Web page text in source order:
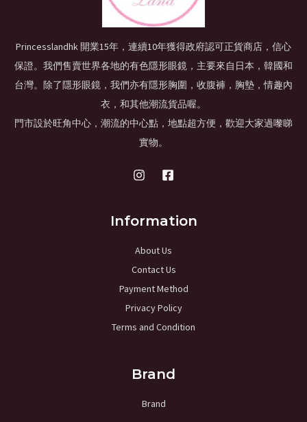
Princesslandhk 開業15年，連續10年獲得政府認可正貨商店，信心
保證。我們售賣世界各地的有色隱形眼鏡，主要來自日本，韓國和
台灣。除了隱形眼鏡，我們亦有隱形胸圍，收腹褲，胸墊，情趣內
衣，和其他潮流貨品喔。
門市設於旺角中心，潮流的中心點，地點超方便，歡迎大家過嚟睇
實物。
Information
About Us
Contact Us
Payment Method
Privacy Policy
Terms and Condition
Brand
Brand